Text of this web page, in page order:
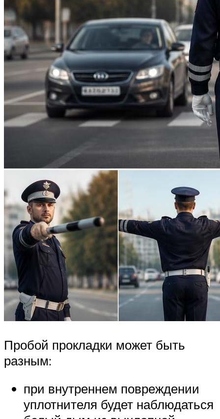
Пробой прокладки может быть
разным:
при внутреннем повреждении
уплотнителя будет наблюдаться